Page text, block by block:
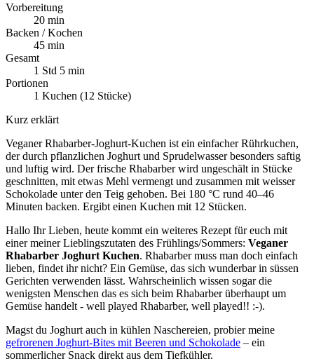
Vorbereitung
20 min
Backen / Kochen
45 min
Gesamt
1 Std 5 min
Portionen
1 Kuchen (12 Stücke)
Kurz erklärt
Veganer Rhabarber-Joghurt-Kuchen ist ein einfacher Rührkuchen,
der durch pflanzlichen Joghurt und Sprudelwasser besonders saftig
und luftig wird. Der frische Rhabarber wird ungeschält in Stücke
geschnitten, mit etwas Mehl vermengt und zusammen mit weisser
Schokolade unter den Teig gehoben. Bei 180 °C rund 40–46
Minuten backen. Ergibt einen Kuchen mit 12 Stücken.
Hallo Ihr Lieben, heute kommt ein weiteres Rezept für euch mit
einer meiner Lieblingszutaten des Frühlings/Sommers: Veganer
Rhabarber Joghurt Kuchen. Rhabarber muss man doch einfach
lieben, findet ihr nicht? Ein Gemüse, das sich wunderbar in süssen
Gerichten verwenden lässt. Wahrscheinlich wissen sogar die
wenigsten Menschen das es sich beim Rhabarber überhaupt um
Gemüse handelt - well played Rhabarber, well played!! :-).
Magst du Joghurt auch in kühlen Naschereien, probier meine
gefrorenen Joghurt-Bites mit Beeren und Schokolade – ein
sommerlicher Snack direkt aus dem Tiefkühler.